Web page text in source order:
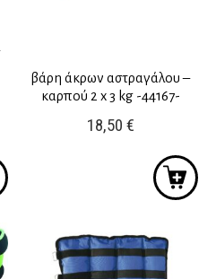
βάρη άκρων αστραγάλου –
καρπού 2 x 3 kg -44167-
18,50 €